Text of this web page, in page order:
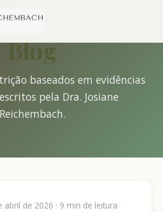
Blog
baseados em evidências
pela Dra. Josiane
Reichembach.
abril de 2026 · 9 min de leitura